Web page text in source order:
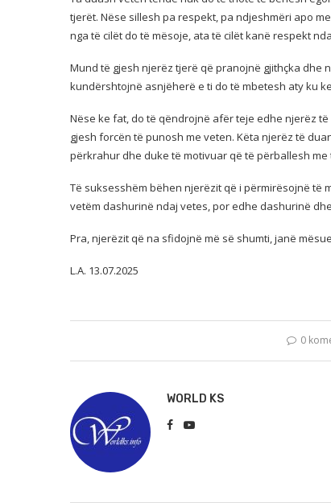
tjerët. Nëse sillesh pa respekt, pa ndjeshmëri apo
nga të cilët do të mësoje, ata të cilët kanë respekt
Mund të gjesh njerëz tjerë që pranojnë gjithçka dhe
kundërshtojnë asnjëherë e ti do të mbetesh aty ku
Nëse ke fat, do të qëndrojnë afër teje edhe njerëz
gjesh forcën të punosh me veten. Këta njerëz të
përkrahur dhe duke të motivuar që të përballesh
Të suksesshëm bëhen njerëzit që i përmirësojnë të
vetëm dashurinë ndaj vetes, por edhe dashurinë
Pra, njerëzit që na sfidojnë më së shumti, janë
L.A. 13.07.2025
0
WORLD KS